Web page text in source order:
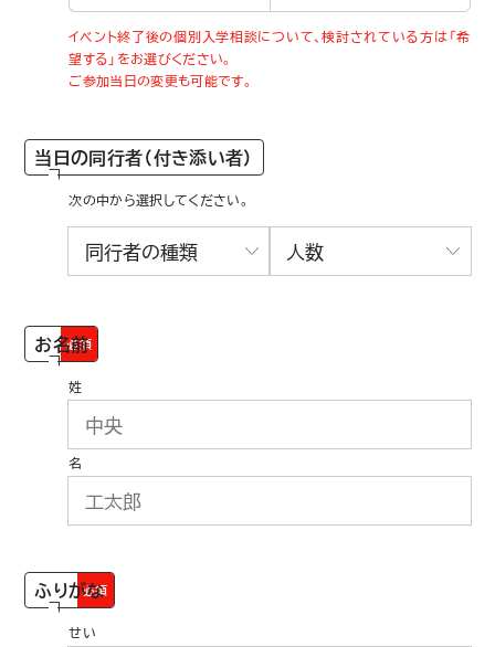
イベント終了後の個別入学相談について、検討されている方は「希
望する」をお選びください。
ご参加当日の変更も可能です。
当日の同行者（付き添い者）
次の中から選択してください。
お名前
必須
姓
名
ふりがな
必須
せい